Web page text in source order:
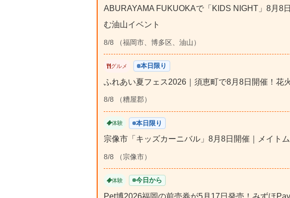
ABURAYAMA FUKUOKAで「KIDS NIGHT」8月8
む油山イベント
8/8 （福岡市、博多区、油山）
グルメ 本日限り
ふれあい夏フェス2026｜須恵町で8月8日開催！花
8/8 （糟屋郡）
体験 本日限り
宗像市「キッズカーニバル」8月8日開催｜メイト
8/8 （宗像市）
体験 今日から
Pet博2026福岡の前売券が5月17日発売！みずほ